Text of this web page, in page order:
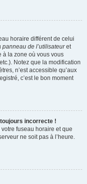
horaire différent de celui
panneau de l’utilisateuret
à la zone où vous vous
Notez que la modification
n’est accessible qu’aux
c’est le bon moment
incorrecte !
fuseau horaire et que
ne soit pas à l’heure.